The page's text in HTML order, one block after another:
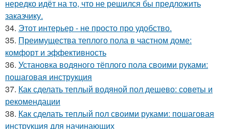
нередко идёт на то, что не решился бы предложить
заказчику.
34. Этот интерьер - не просто про удобство.
35. Преимущества теплого пола в частном доме:
комфорт и эффективность
36. Установка водяного тёплого пола своими руками:
пошаговая инструкция
37. Как сделать теплый водяной пол дешево: советы и
рекомендации
38. Как сделать теплый пол своими руками: пошаговая
инструкция для начинающих